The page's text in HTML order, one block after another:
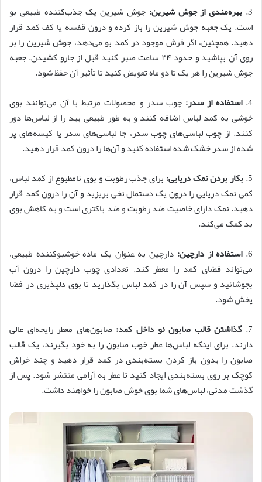
3. بهره‌مندی از جوش شیرین: جوش شیرین یک جذب‌کننده طبیعی بو
است. یک جعبه جوش شیرین را باز کرده و درون قفسه یا کف کمد قرار
دهید. همچنین، اگر فرش موجود در کمد بو می‌دهد، جوش شیرین را بر
روی آن بپاشید و حدود ۲۴ ساعت صبر کنید قبل از جارو کشیدن. جعبه
جوش شیرین را هر یک تا دو ماه تعویض کنید تا تأثیر آن حفظ شود.
4. استفاده از سدر: چوب سدر و محصولات مرتبط با آن می‌توانند بوی
خوشی به کمد لباس اضافه کنند و به طور طبیعی بید را از لباس‌ها دور
کنند. از چوب لباسی‌های چوب سدر، جا لباسی‌های سدر یا کیسه‌های پر
شده از سدر خشک شده استفاده کنید و آن‌ها را درون کمد قرار دهید.
5. بکار بردن نمک دریایی: برای جذب رطوبت و بوی نامطبوع از کمد لباس،
کمی نمک دریایی را درون یک دستمال نخی بریزید و آن را درون کمد قرار
دهید. نمک دارای خاصیت ضد رطوبت و ضد باکتری است و به کاهش بوی
بد کمک می‌کند.
6. استفاده از دارچین: دارچین به عنوان یک ماده خوشبوکننده طبیعی،
می‌تواند فضای کمد را معطر کند. تعدادی چوب دارچین را درون آب
بجوشانید و سپس آن را در کمد لباس بگذارید تا بوی دلپذیری در فضا
پخش شود.
7. گذاشتن قالب صابون نو داخل کمد: صابون‌های معطر رایحه‌ای عالی
دارند. برای اینکه لباس‌ها عطر خوب صابون را به خود بگیرند، یک قالب
صابون را بدون باز کردن بسته‌بندی در کمد قرار دهید و چند خراش
کوچک بر روی بسته‌بندی ایجاد کنید تا عطر به آرامی منتشر شود. پس از
گذشت مدتی، لباس‌های شما بوی خوش صابون را خواهند داشت.